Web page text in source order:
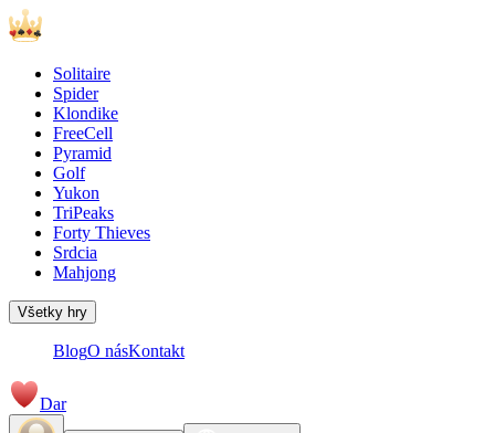
Solitaire
Spider
Klondike
FreeCell
Pyramid
Golf
Yukon
TriPeaks
Forty Thieves
Srdcia
Mahjong
Všetky hry
BlogO násKontakt
Dar